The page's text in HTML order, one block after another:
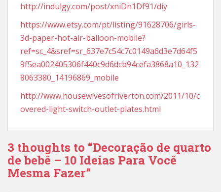
http://indulgy.com/post/xniDn1Df91/diy
https://www.etsy.com/pt/listing/91628706/girls-
3d-paper-hot-air-balloon-mobile?
ref=sc_4&sref=sr_637e7c54c7c0149a6d3e7d64f5
9f5ea002405306f440c9d6dcb94cefa3868a10_132
8063380_14196869_mobile
http://www.housewivesofriverton.com/2011/10/c
overed-light-switch-outlet-plates.html
3 thoughts to “Decoração de quarto
de bebê – 10 Ideias Para Você
Mesma Fazer”